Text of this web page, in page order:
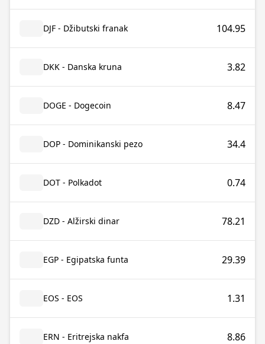
DJF - Džibutski franak 104.95
DKK - Danska kruna 3.82
DOGE - Dogecoin 8.47
DOP - Dominikanski pezo 34.4
DOT - Polkadot 0.74
DZD - Alžirski dinar 78.21
EGP - Egipatska funta 29.39
EOS - EOS 1.31
ERN - Eritrejska nakfa 8.86